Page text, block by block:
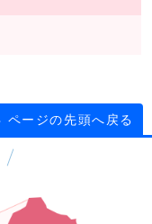
ページの先頭へ戻る